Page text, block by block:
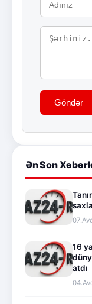
Göndər
Ən Son
16
atdı